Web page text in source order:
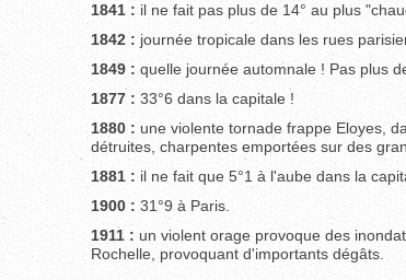
1841 : il ne fait pas plus de 14° au plus
1842 : journée tropicale dans les rues
1849 : quelle journée automnale ! Pas plus
1877 : 33°6 dans la capitale !
1880 : une violente tornade frappe Eloyes,
détruites, charpentes emportées sur des
1881 : il ne fait que 5°1 à l'aube dans la
1900 : 31°9 à Paris.
1911 : un violent orage provoque des
Rochelle, provoquant d'importants dégâts.